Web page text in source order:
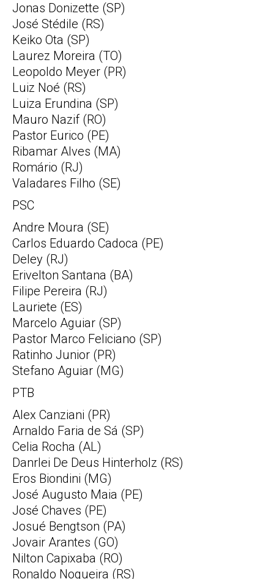
Jonas Donizette (SP)
José Stédile (RS)
Keiko Ota (SP)
Laurez Moreira (TO)
Leopoldo Meyer (PR)
Luiz Noé (RS)
Luiza Erundina (SP)
Mauro Nazif (RO)
Pastor Eurico (PE)
Ribamar Alves (MA)
Romário (RJ)
Valadares Filho (SE)
PSC
Andre Moura (SE)
Carlos Eduardo Cadoca (PE)
Deley (RJ)
Erivelton Santana (BA)
Filipe Pereira (RJ)
Lauriete (ES)
Marcelo Aguiar (SP)
Pastor Marco Feliciano (SP)
Ratinho Junior (PR)
Stefano Aguiar (MG)
PTB
Alex Canziani (PR)
Arnaldo Faria de Sá (SP)
Celia Rocha (AL)
Danrlei De Deus Hinterholz (RS)
Eros Biondini (MG)
José Augusto Maia (PE)
José Chaves (PE)
Josué Bengtson (PA)
Jovair Arantes (GO)
Nilton Capixaba (RO)
Ronaldo Nogueira (RS)